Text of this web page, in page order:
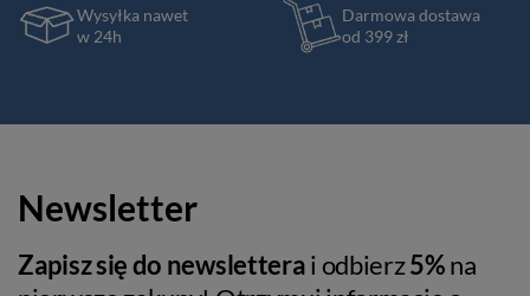
Wysyłka nawet
w 24h
Darmowa dostawa
od 399 zł
Newsletter
Zapisz się do newsletterai odbierz5%na